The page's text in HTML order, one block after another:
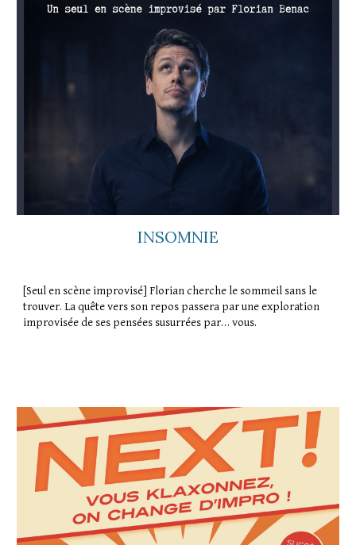
INSOMNIE
[Seul en scène improvisé] Florian cherche le sommeil sans le
trouver. La quête vers son repos passera par une exploration
improvisée de ses pensées susurrées par… vous.